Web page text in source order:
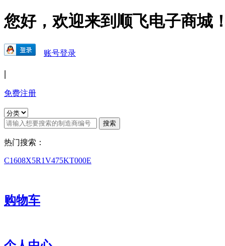
您好，欢迎来到顺飞电子商城
账号登录
|
免费注册
热门搜索：
C1608X5R1V475KT000E
购物车